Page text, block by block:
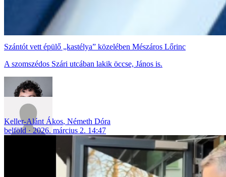
Szántót vett épülő „kastélya” közelében Mészáros Lőrinc
A szomszédos Szári utcában lakik öccse, János is.
Keller-Alánt Ákos, Németh Dóra
belföld
2026. március 2. 14:47